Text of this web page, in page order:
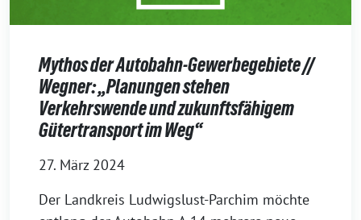
Mythos der Autobahn-Gewerbegebiete //
Wegner: „Planungen stehen
Verkehrswende und zukunftsfähigem
Gütertransport im Weg“
27. März 2024
Der Landkreis Ludwigslust-Parchim möchte